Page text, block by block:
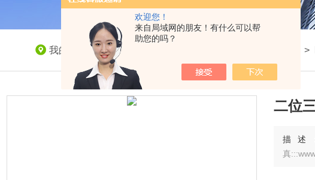
欢迎您！
来自局域网的朋友！有什么可以帮
助您的吗？
我的位置：首页> >
二位
描述
真